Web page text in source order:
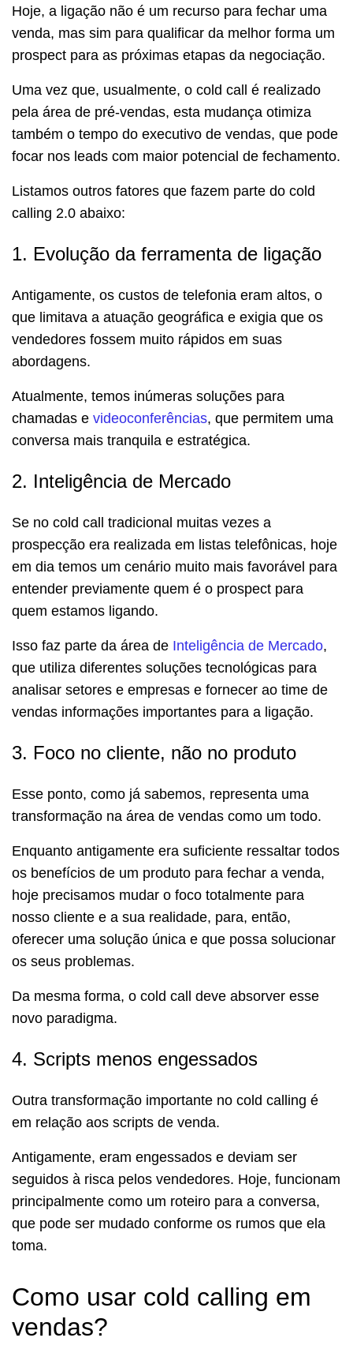
Hoje, a ligação não é um recurso para fechar uma
venda, mas sim para qualificar da melhor forma um
prospect para as próximas etapas da negociação.
Uma vez que, usualmente, o cold call é realizado
pela área de pré-vendas, esta mudança otimiza
também o tempo do executivo de vendas, que pode
focar nos leads com maior potencial de fechamento.
Listamos outros fatores que fazem parte do cold
calling 2.0 abaixo:
1. Evolução da ferramenta de ligação
Antigamente, os custos de telefonia eram altos, o
que limitava a atuação geográfica e exigia que os
vendedores fossem muito rápidos em suas
abordagens.
Atualmente, temos inúmeras soluções para
chamadas e videoconferências, que permitem uma
conversa mais tranquila e estratégica.
2. Inteligência de Mercado
Se no cold call tradicional muitas vezes a
prospecção era realizada em listas telefônicas, hoje
em dia temos um cenário muito mais favorável para
entender previamente quem é o prospect para
quem estamos ligando.
Isso faz parte da área de Inteligência de Mercado,
que utiliza diferentes soluções tecnológicas para
analisar setores e empresas e fornecer ao time de
vendas informações importantes para a ligação.
3. Foco no cliente, não no produto
Esse ponto, como já sabemos, representa uma
transformação na área de vendas como um todo.
Enquanto antigamente era suficiente ressaltar todos
os benefícios de um produto para fechar a venda,
hoje precisamos mudar o foco totalmente para
nosso cliente e a sua realidade, para, então,
oferecer uma solução única e que possa solucionar
os seus problemas.
Da mesma forma, o cold call deve absorver esse
novo paradigma.
4. Scripts menos engessados
Outra transformação importante no cold calling é
em relação aos scripts de venda.
Antigamente, eram engessados e deviam ser
seguidos à risca pelos vendedores. Hoje, funcionam
principalmente como um roteiro para a conversa,
que pode ser mudado conforme os rumos que ela
toma.
Como usar cold calling em
vendas?